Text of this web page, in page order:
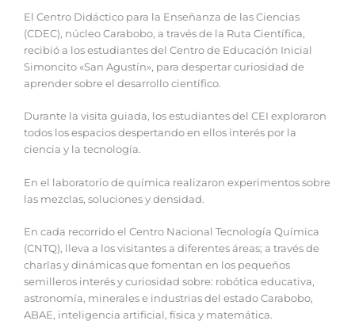
El Centro Didáctico para la Enseñanza de las Ciencias
(CDEC), núcleo Carabobo, a través de la Ruta Científica,
recibió a los estudiantes del Centro de Educación Inicial
Simoncito «San Agustín», para despertar curiosidad de
aprender sobre el desarrollo científico.
Durante la visita guiada, los estudiantes del CEI exploraron
todos los espacios despertando en ellos interés por la
ciencia y la tecnología.
En el laboratorio de química realizaron experimentos sobre
las mezclas, soluciones y densidad.
En cada recorrido el Centro Nacional Tecnología Química
(CNTQ), lleva a los visitantes a diferentes áreas; a través de
charlas y dinámicas que fomentan en los pequeños
semilleros interés y curiosidad sobre: robótica educativa,
astronomía, minerales e industrias del estado Carabobo,
ABAE, inteligencia artificial, física y matemática.